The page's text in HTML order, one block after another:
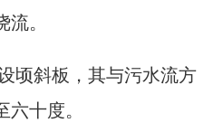
。
顷斜板，其与污水流方
十度。